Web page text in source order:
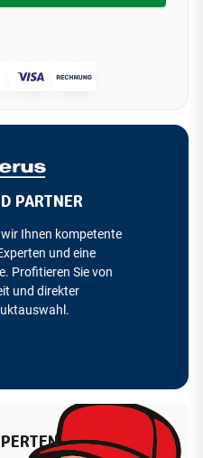
PARTNER
Ihnen kompetente
und eine
Profitieren Sie von
und direkter